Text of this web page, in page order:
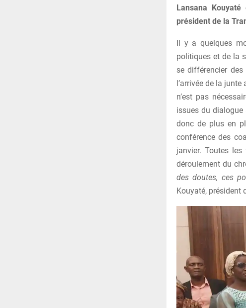
Lansana
président de la
Il y a quelques
politiques et de la
se différencier
l’arrivée de la
n’est pas
issues du dialogue
donc de plus en
conférence des
janvier. Toutes
déroulement du
des doutes, ces
Kouyaté, président